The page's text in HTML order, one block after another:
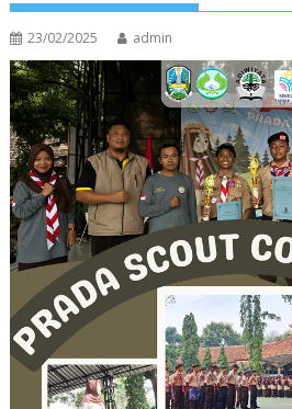
23/02/2025 admin